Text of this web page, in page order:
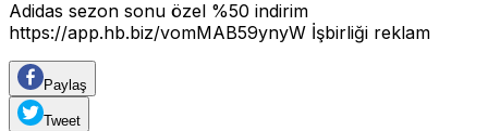
Adidas sezon sonu özel %50 indirim
https://app.hb.biz/vomMAB59ynyW İşbirliği reklam
Paylaş
Tweet